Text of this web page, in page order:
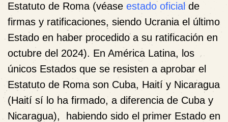
Estatuto de Roma (véase estado oficialde
firmas y ratificaciones, siendo Ucrania el último
Estado en haber procedido a su ratificación en
octubre del 2024). En América Latina, los
únicos Estados que se resisten a aprobar el
Estatuto de Roma son Cuba, Haití y Nicaragua
(Haití sí lo ha firmado, a diferencia de Cuba y
Nicaragua), habiendo sido el primer Estado en